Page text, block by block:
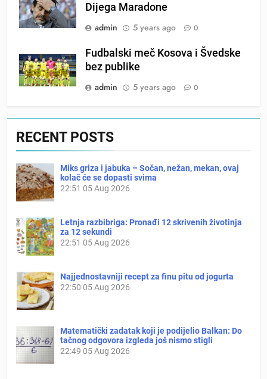
Dijega Maradone
admin
5 years ago 0
Fudbalski meč Kosova i Švedske
bez publike
admin
5 years ago 0
RECENT POSTS
Miks griza i jabuka – Sočan, nežan, mekan, ovaj
kolač će se dopasti svima
22:51 05 Aug 2026
Letnja razbibriga: Pronađi 12 skrivenih životinja
za 12 sekundi
22:51 05 Aug 2026
Najjednostavniji recept za finu pitu od jogurta
22:50 05 Aug 2026
Matematički zadatak koji je podijelio Balkan: Do
tačnog odgovora izgleda još nismo stigli
22:49 05 Aug 2026